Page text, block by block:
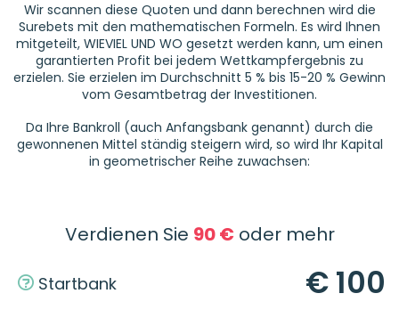
Wir scannen diese Quoten und dann berechnen wird die
Surebets mit den mathematischen Formeln. Es wird Ihnen
mitgeteilt, WIEVIEL UND WO gesetzt werden kann, um einen
garantierten Profit bei jedem Wettkampfergebnis zu
erzielen. Sie erzielen im Durchschnitt 5 % bis 15-20 % Gewinn
vom Gesamtbetrag der Investitionen.
Da Ihre Bankroll (auch Anfangsbank genannt) durch die
gewonnenen Mittel ständig steigern wird, so wird Ihr Kapital
in geometrischer Reihe zuwachsen:
Verdienen Sie 90 € oder mehr
Startbank €100